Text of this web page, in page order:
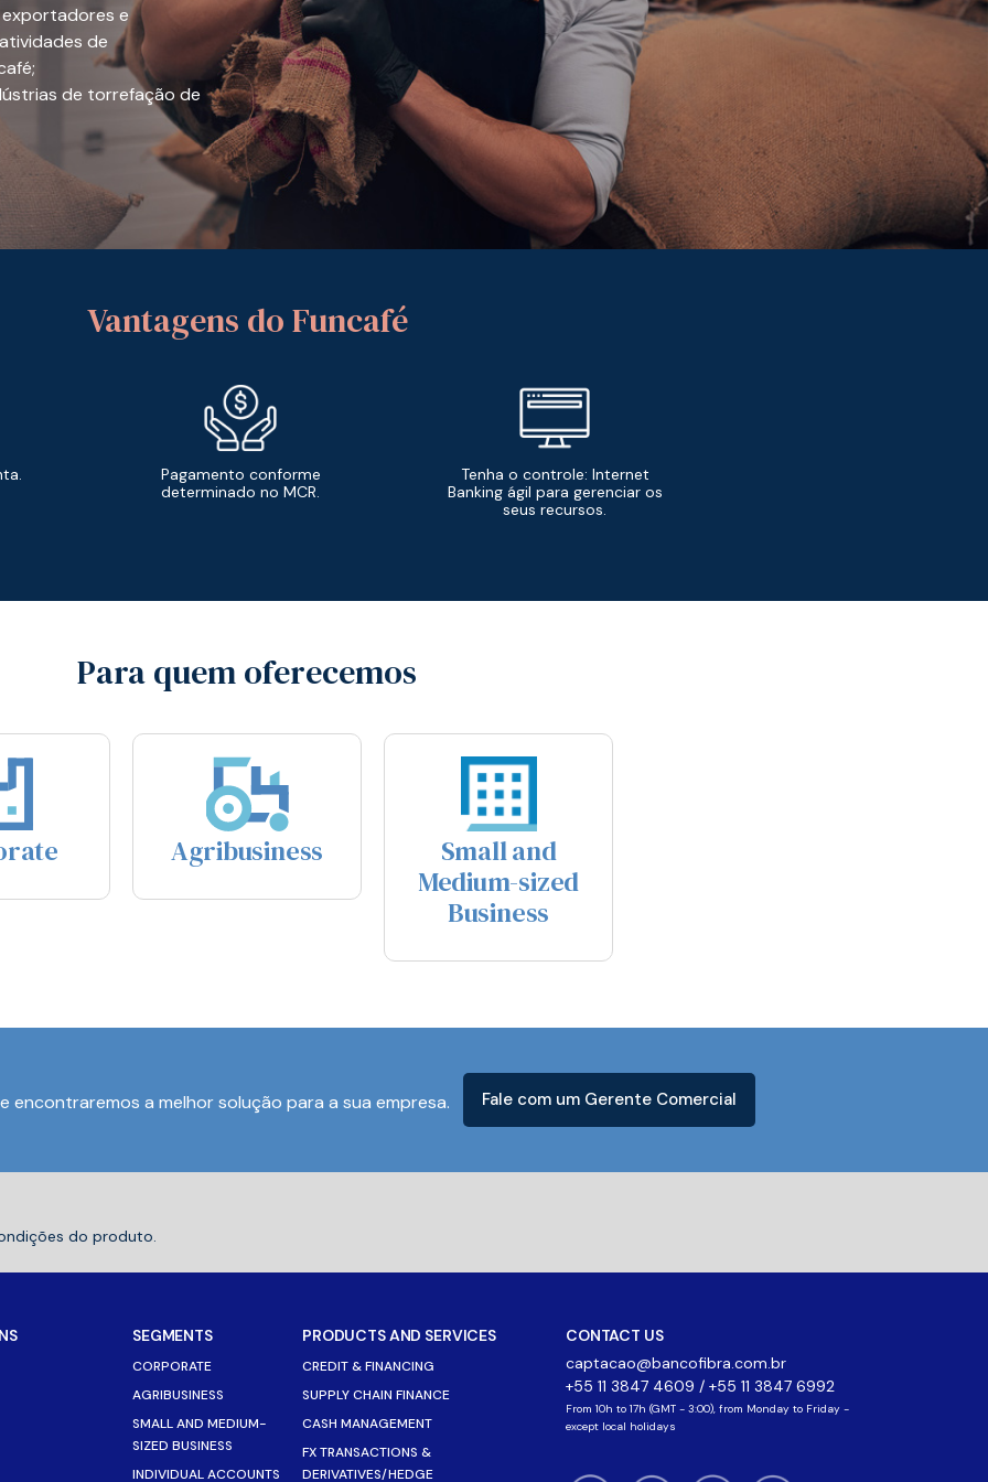
e
de
de torrefação de
Vantagens do Funcafé
Pagamento conforme
determinado no MCR.
Tenha o controle: Internet
Banking ágil para gerenciar os
seus recursos.
Para quem oferecemos
Agribusiness
Small and
Medium-sized
Business
a melhor solução para a sua empresa. Fale com um Gerente Comercial
do produto.
SEGMENTS
CORPORATE
AGRIBUSINESS
SMALL AND MEDIUM-
SIZED BUSINESS
INDIVIDUAL ACCOUNTS
PRODUCTS AND SERVICES
CREDIT & FINANCING
SUPPLY CHAIN FINANCE
CASH MANAGEMENT
FX TRANSACTIONS &
DERIVATIVES/HEDGE
CONTACT US
captacao@bancofibra.com.br
+55 11 3847 4609 / +55 11 3847 6992
From 10h to 17h (GMT - 3:00), from Monday to Friday -
except local holidays